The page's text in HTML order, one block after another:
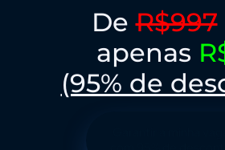
DeR$997
apenas
(95% de